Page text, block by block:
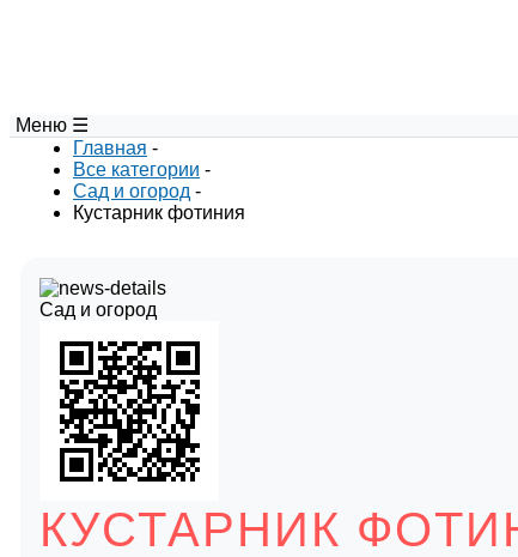
Меню ☰
Портал авторских
Главная -
Все категории -
Сад и огород -
Кустарник фотиния
Сад и огород
КУСТАРНИК